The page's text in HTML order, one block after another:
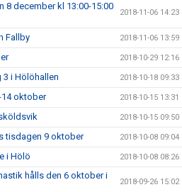
8 december kl 13:00-15:00
2018-11-06 14:23
Fallby 2018-11-06 13:59
2018-10-29 12:16
3 i Hölöhallen 2018-10-18 09:33
14 oktober 2018-10-15 13:31
2018-10-15 09:50
tisdagen 9 oktober 2018-10-08 09:04
i Hölö 2018-10-08 08:26
hålls den 6 oktober i
2018-09-26 15:02